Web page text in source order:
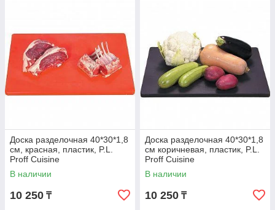
Доска разделочная 40*30*1,8
см, красная, пластик, P.L.
Proff Cuisine
В наличии
10 250 ₸
Доска разделочная 40*30*1,8
см коричневая, пластик, P.L.
Proff Cuisine
В наличии
10 250 ₸